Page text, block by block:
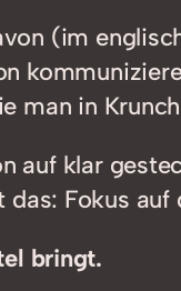
(im
man in
auf klar
Fokus auf
bringt.